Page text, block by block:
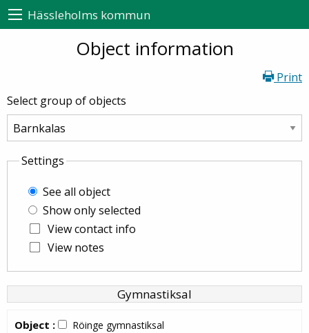
Hässleholms kommun
Object information
Print
Select group of objects
Settings
See all object
Show only selected
View contact info
View notes
Gymnastiksal
Object : Röinge gymnastiksal